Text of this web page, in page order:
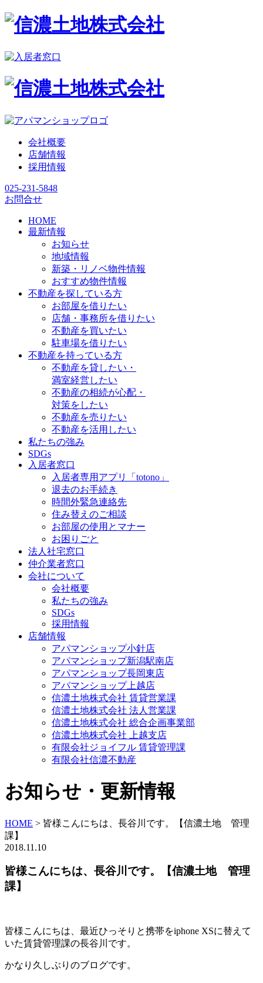
会社概要
店舗情報
採用情報
025-231-5848
お問合せ
HOME
最新情報
お知らせ
地域情報
新築・リノベ物件情報
おすすめ物件情報
不動産を探している方
お部屋を借りたい
店舗・事務所を借りたい
不動産を買いたい
駐車場を借りたい
不動産を持っている方
不動産を貸したい・
満室経営したい
不動産の相続が心配・
対策をしたい
不動産を売りたい
不動産を活用したい
私たちの強み
SDGs
入居者窓口
入居者専用アプリ「totono」
退去のお手続き
時間外緊急連絡先
住み替えのご相談
お部屋の使用とマナー
お困りごと
法人社宅窓口
仲介業者窓口
会社について
会社概要
私たちの強み
SDGs
採用情報
店舗情報
アパマンショップ小針店
アパマンショップ新潟駅南店
アパマンショップ長岡東店
アパマンショップ上越店
信濃土地株式会社 賃貸営業課
信濃土地株式会社 法人営業課
信濃土地株式会社 総合企画事業部
信濃土地株式会社 上越支店
有限会社ジョイフル 賃貸管理課
有限会社信濃不動産
お知らせ・更新情報
HOME > 皆様こんにちは、長谷川です。【信濃土地 管理
課】
2018.11.10
皆様こんにちは、長谷川です。【信濃土地 管理
課】
皆様こんにちは、最近ひっそりと携帯をiphone XSに替えて
いた賃貸管理課の長谷川です。
かなり久しぶりのブログです。